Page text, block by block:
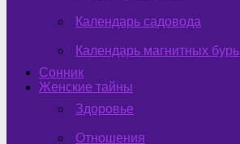
Календарь садовода
Календарь магнитных бурь
Сонник
Женские тайны
Здоровье
Отношения